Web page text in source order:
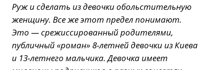
Руж и сделать из девочки обольстительную
женщину. Все же этот предел понимают.
Это — срежиссированный родителями,
публичный «роман» 8-летней девочки из Киева
и 13-летнего мальчика. Девочка имеет